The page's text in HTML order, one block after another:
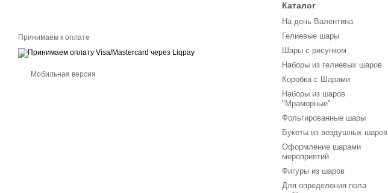
Принимаем к оплате
Мобильная версия
Каталог
На день Валентина
Гелиевые шары
Шары с рисунком
Наборы из гелиевых шаров
Коробка с Шарами
Наборы из шаров
"Мраморные"
Фольгированные шары
Букеты из воздушных шаров
Оформление шарами
мероприятий
Фигуры из шаров
Для определения пола